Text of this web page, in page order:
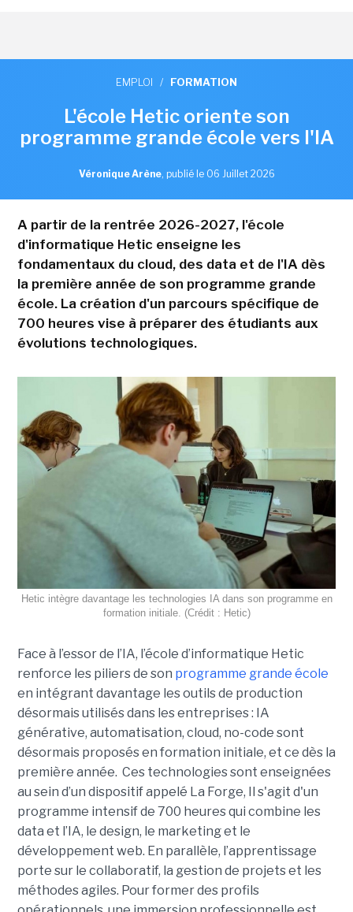
EMPLOI / FORMATION
L'école Hetic oriente son
programme grande école vers l'IA
Véronique Arène, publié le 06 Juillet 2026
A partir de la rentrée 2026-2027, l'école
d'informatique Hetic enseigne les
fondamentaux du cloud, des data et de l'IA dès
la première année de son programme grande
école. La création d'un parcours spécifique de
700 heures vise à préparer des étudiants aux
évolutions technologiques.
Hetic intègre davantage les technologies IA dans son programme en
formation initiale. (Crédit : Hetic)
Face à l’essor de l’IA, l’école d’informatique Hetic
renforce les piliers de son programme grande école
en intégrant davantage les outils de production
désormais utilisés dans les entreprises : IA
générative, automatisation, cloud, no-code sont
désormais proposés en formation initiale, et ce dès la
première année. Ces technologies sont enseignées
au sein d’un dispositif appelé La Forge, Il s'agit d'un
programme intensif de 700 heures qui combine les
data et l’IA, le design, le marketing et le
développement web. En parallèle, l’apprentissage
porte sur le collaboratif, la gestion de projets et les
méthodes agiles. Pour former des profils